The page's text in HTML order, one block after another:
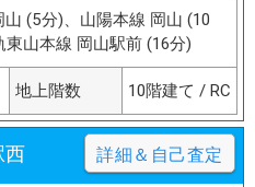
山 (5分)、山陽本線 岡山 (10
東山本線 岡山駅前 (16分)
地上階数 10階建て / RC
西 詳細＆自己査定